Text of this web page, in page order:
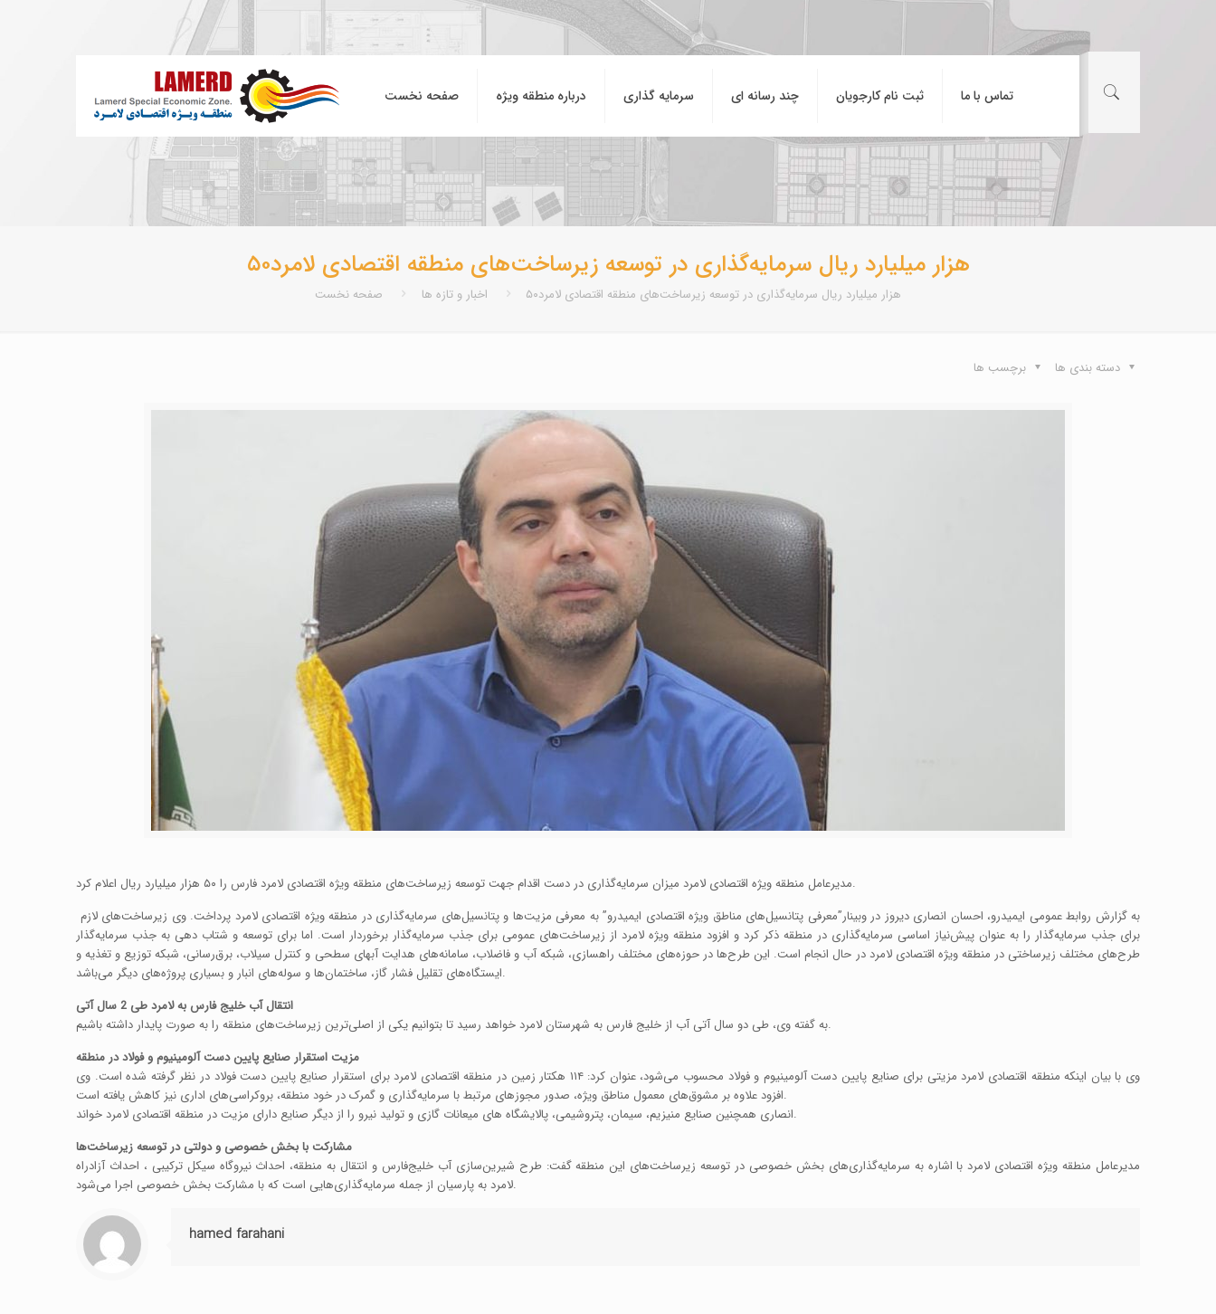
صفحه نخست درباره منطقه ويژه سرمایه گذاری چند رسانه ای ثبت نام کارجویان تماس با ما
۵۰هزار میلیارد ریال سرمایه‌گذاری در توسعه زیرساخت‌های منطقه اقتصادی لامرد
صفحه نخست اخبار و تازه ها ۵۰هزار میلیارد ریال سرمایه‌گذاری در توسعه زیرساخت‌های منطقه اقتصادی لامرد
دسته بندی ها برچسب ها
مدیرعامل منطقه ویژه اقتصادی لامرد میزان سرمایه‌گذاری در دست اقدام جهت توسعه زیرساخت‌های منطقه ویژه اقتصادی لامرد فارس را ۵۰ هزار میلیارد ریال اعلام کرد.
برای جذب سرمایه‌گذار را به عنوان پیش‌نیاز اساسی سرمایه‌گذاری در منطقه ذکر کرد و افزود منطقه ویژه لامرد از زیرساخت‌های عمومی برای جذب سرمایه‌گذار برخوردار است. اما برای توسعه و شتاب دهی به جذب سرمایه‌گذار
طرح‌های مختلف زیرساختی در منطقه ویژه اقتصادی لامرد در حال انجام است. این طرح‌ها در حوزه‌های مختلف راهسازی، شبکه آب و فاضلاب، سامانه‌های هدایت آبهای سطحی و کنترل سیلاب، برق‌رسانی، شبکه توزیع و تغذیه و
ایستگاه‌های تقلیل فشار گاز، ساختمان‌ها و سوله‌های انبار و بسیاری پروژه‌های دیگر می‌باشد.
انتقال آب خلیج فارس به لامرد طی 2 سال آتی
به گفته وی، طی دو سال آتی آب از خلیج فارس به شهرستان لامرد خواهد رسید تا بتوانیم یکی از اصلی‌ترین زیرساخت‌های منطقه را به صورت پایدار داشته باشیم.
مزیت استقرار صنایع پایین دست آلومینیوم و فولاد در منطقه
وی با بیان اینکه منطقه اقتصادی لامرد مزیتی برای صنایع پایین دست آلومینیوم و فولاد محسوب می‌شود، عنوان کرد: ۱۱۴ هکتار زمین در منطقه اقتصادی لامرد برای استقرار صنایع پایین دست فولاد در نظر گرفته شده است. وی
افزود علاوه بر مشوق‌های معمول مناطق ویژه، صدور مجوزهای مرتبط با سرمایه‌گذاری و گمرک در خود منطقه، بروکراسی‌های اداری نیز کاهش یافته است.
انصاری همچنین صنایع منیزیم، سیمان، پتروشیمی، پالایشگاه های میعانات گازی و تولید نیرو را از دیگر صنایع دارای مزیت در منطقه اقتصادی لامرد خواند.
مشارکت با بخش خصوصی و دولتی در توسعه زیرساخت‌ها
مدیرعامل منطقه ویژه اقتصادی لامرد با اشاره به سرمایه‌گذاری‌های بخش خصوصی در توسعه زیرساخت‌های این منطقه گفت: طرح شیرین‌سازی آب خلیج‌فارس و انتقال به منطقه، احداث نیروگاه سیکل ترکیبی ، احداث آزادراه
لامرد به پارسیان از جمله سرمایه‌گذاری‌هایی است که با مشارکت بخش خصوصی اجرا می‌شود.
hamed farahani